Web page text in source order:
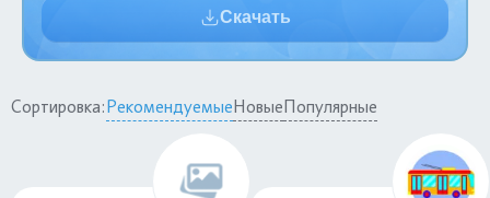
Скачать
Сортировка:РекомендуемыеНовыеПопулярные